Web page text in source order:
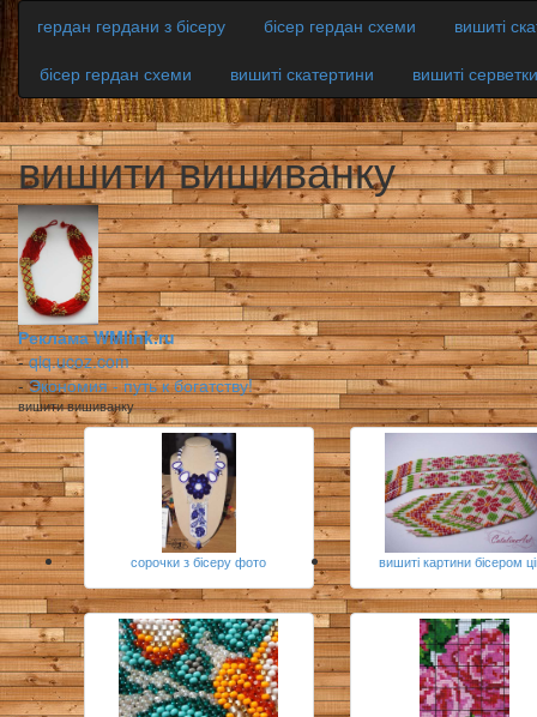
гердан гердани з бісеру бісер гердан схеми
вишиті
бісер гердан схеми
вишиті скатертини вишиті серветки
вишити вишиванку
Реклама WMlink.ru
-qiq.ucoz.com
-Экономия - путь к богатству!
вишити вишиванку
сорочки з бісеру фото вишиті картини бісером